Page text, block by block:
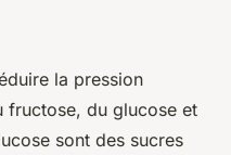
la pression
fructose, du glucose et
sont des sucres